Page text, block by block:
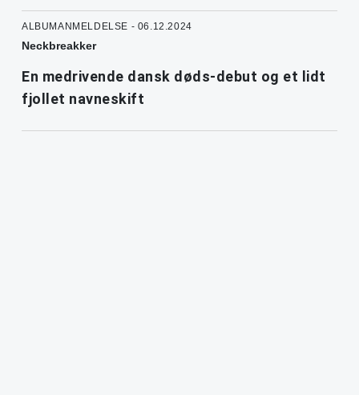
ALBUMANMELDELSE - 06.12.2024
Neckbreakker
En medrivende dansk døds-debut og et lidt
fjollet navneskift